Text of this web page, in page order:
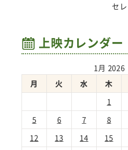
セ
上映カレンダー
1月 2026
月
火 水 木
1
5
6 7 8
12
13 14 15